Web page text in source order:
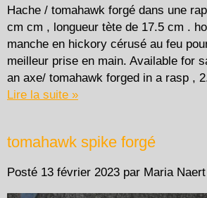
Hache / tomahawk forgé dans une
cm cm , longueur tète de 17.5 cm .
manche en hickory cérusé au feu
meilleur prise en main. Available for
an axe/ tomahawk forged in a rasp ,
Lire la suite »
tomahawk spike forgé
Posté 13 février 2023 par Maria Naert